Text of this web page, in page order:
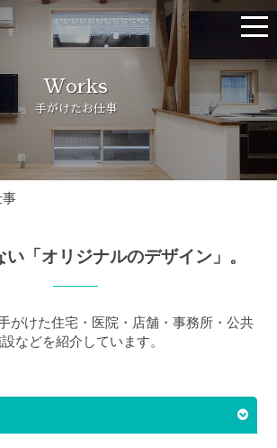
t
o
g
l
e
n
a
v
g
t
Works
手がけたお仕事
事
「オリジナルのデザイン」。
がけた住宅・医院・店舗・事務所・公共
などを紹介しています。